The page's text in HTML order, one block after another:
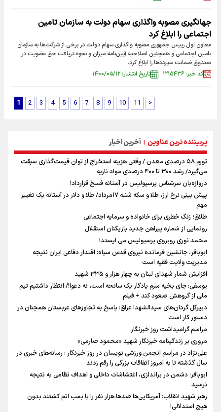
جهانگیری مصوبه واگذاری سهام دولت به سازمان تامین
اجتماعی را ابلاغ کرد
معاون اول رییس جمهوری مصوبه واگذاری سهام دولت در برخی از شرکت‌ها به سازمان
تامین اجتماعی و همچنین اصلاحیه آیین‌نامه میزان و نحوه دریافت حق عضویت در
صندوق ضمانت سپرده‌ها را ابلاغ کرد.
کد خبر: ۱۲۱۵۴۳۶
تاریخ انتشار: ۱۴۰۰/۰۵/۱۲
1 2 3 4 5 6 7 8 9 10 11 >
پربیننده ترین عناوین | آخرین اخبار
تورم ۵۸ درصدی معدن / وقتی هزینه استخراج از توان قیمت‌گذاری سبقت
می‌گیرد/ رشد ۳۰۰ تا ۴۰۰ درصدی مواد ناریه
دروازه‌بان سرشناس پرسپولیس در آستانه فسخ قرارداد!
پیش بینی نرخ ارز، طلا و سکه شنبه ۱۷مرداد/ طلا و دلار در آستانه یک تغییر
مهم
طلاق؛ زنگ خطری برای خانواده و سرمایه اجتماعی
رونمایی از شماره پیراهن جدید بازیکنان استقلال
محمد نوری روبروی پرسپولیس می ایستد!
ابوباقر، جانشین فرمانده نیروی قدس سپاه: اقتدار دفاعی ایران نتیجه
مدیریت ولایت فقیه است
افزایش شمار شهدای لبنان به چهار هزار و ۳۳۵ شهید
یوسفی: جای بخیه سرم یادگار یک سانحه است، نه دعوا!/ انتظار داشتیم تیم
ملی از گروهش صعود کند + فیلم
دبیرکل گردان‌های سیدالشهدا عراق: پاسخ به تجاوزهای عربستان همچنان در
دستور کار است
مراسم گرامیداشت روز خبرنگار
مروری بر زندگینامه خبرنگار شهید «محمود صارمی»
علی‌نژاد در مراسم انجمن ورزشی نویسان در روز خبرنگار : رسانه‌های خبری در
سال گذشته تا به امروز اتفاقات بزرگی را رقم زدند
ابوباقر: دشمن در براندازی، اغتشاشات داخلی و اهداف نظامی به نتیجه
نرسید
رهبر شهید انقلاب: آمریکایی‌ها صدها هزار نفر را با بمب اتم کشتند بدون
هیچ استدلالی!